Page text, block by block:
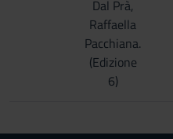
Dal Prà,
Raffaella
Pacchiana.
(Edizione
6)